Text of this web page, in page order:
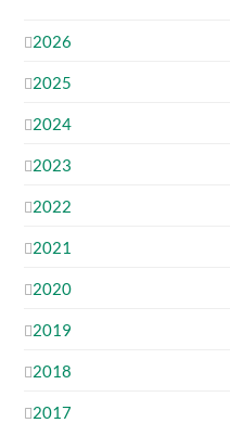
2026
2025
2024
2023
2022
2021
2020
2019
2018
2017